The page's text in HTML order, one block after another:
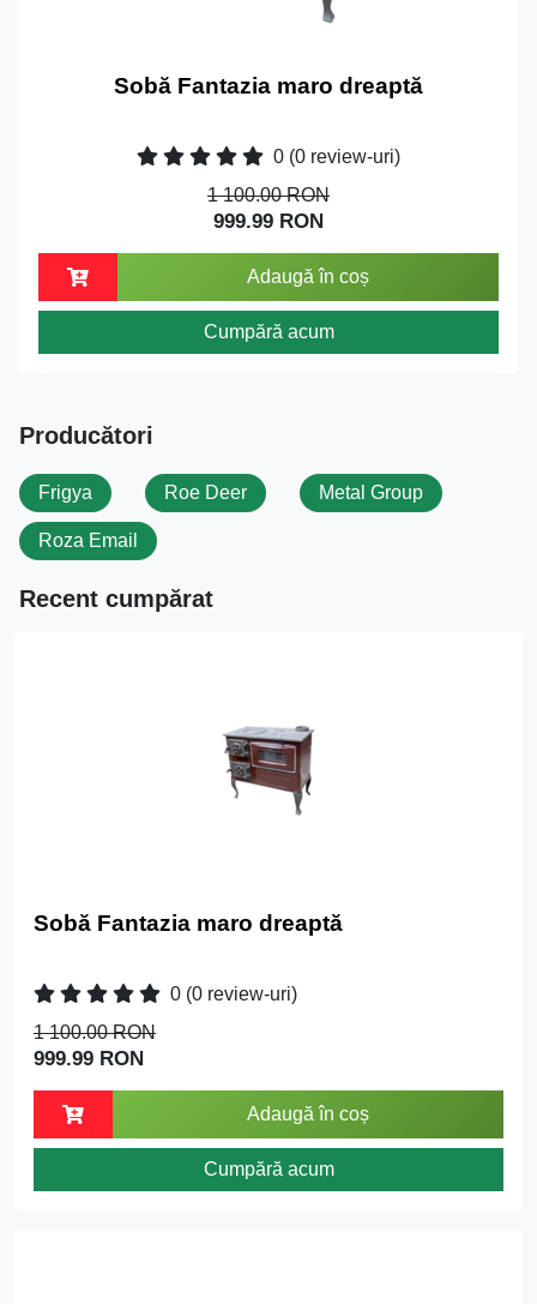
Sobă Fantazia maro dreaptă
0 (0 review-uri)
1 100.00 RON
999.99 RON
Adaugă în coș
Cumpără acum
Producători
Frigya Roe Deer Metal Group
Roza Email
Recent cumpărat
Sobă Fantazia maro dreaptă
0 (0 review-uri)
1 100.00 RON
999.99 RON
Adaugă în coș
Cumpără acum